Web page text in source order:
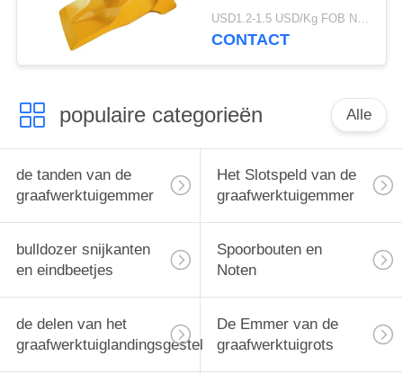
merkfabriek V69 het
Duurzame Materiële
USD1.2-1.5 USD/Kg FOB Ningbo MOQ:2 ton
CONTACT
populaire categorieën Alle
de tanden van de
graafwerktuigemmer
Het Slotspeld van de
graafwerktuigemmer
bulldozer snijkanten
en eindbeetjes
Spoorbouten en
Noten
de delen van het
graafwerktuiglandingsgestel
De Emmer van de
graafwerktuigrots